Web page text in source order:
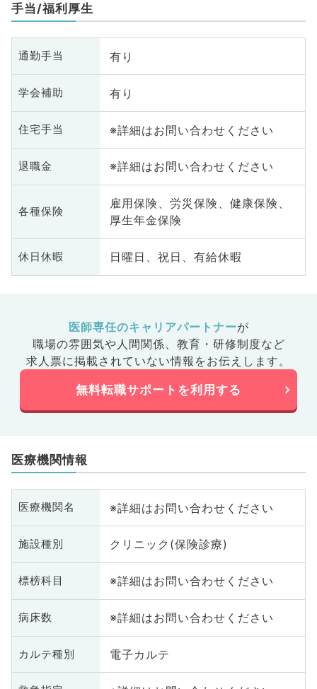
手当/福利厚生
通勤手当 有り
学会補助 有り
住宅手当 ※詳細はお問い合わせください
退職金 ※詳細はお問い合わせください
各種保険
雇用保険、労災保険、健康保険、
厚生年金保険
休日休暇 日曜日、祝日、有給休暇
医師専任のキャリアパートナーが
職場の雰囲気や人間関係、 教育・研修制度など
求人票に掲載されていない情報をお伝えします。
無料転職サポートを利用する
医療機関情報
医療機関名 ※詳細はお問い合わせください
施設種別 クリニック(保険診療)
標榜科目 ※詳細はお問い合わせください
病床数 ※詳細はお問い合わせください
カルテ種別 電子カルテ